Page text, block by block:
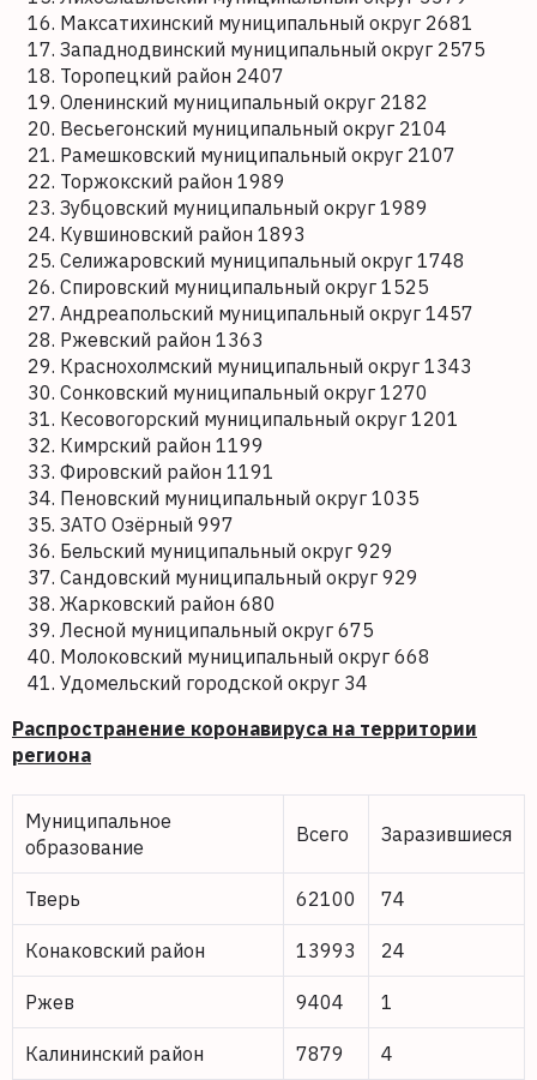
Максатихинский муниципальный округ 2681
Западнодвинский муниципальный округ 2575
Торопецкий район 2407
Оленинский муниципальный округ 2182
Весьегонский муниципальный округ 2104
Рамешковский муниципальный округ 2107
Торжокский район 1989
Зубцовский муниципальный округ 1989
Кувшиновский район 1893
Селижаровский муниципальный округ 1748
Спировский муниципальный округ 1525
Андреапольский муниципальный округ 1457
Ржевский район 1363
Краснохолмский муниципальный округ 1343
Сонковский муниципальный округ 1270
Кесовогорский муниципальный округ 1201
Кимрский район 1199
Фировский район 1191
Пеновский муниципальный округ 1035
ЗАТО Озёрный 997
Бельский муниципальный округ 929
Сандовский муниципальный округ 929
Жарковский район 680
Лесной муниципальный округ 675
Молоковский муниципальный округ 668
Удомельский городской округ 34
Распространение коронавируса на территории
региона
Муниципальное
образование
Всего Заразившиеся
Тверь 62100 74
Конаковский район 13993 24
Ржев 9404 1
Калининский район 7879 4